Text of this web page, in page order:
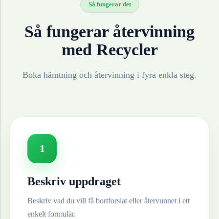
Så fungerar det
Så fungerar återvinning
med Recycler
Boka hämtning och återvinning i fyra enkla steg.
1
Beskriv uppdraget
Beskriv vad du vill få bortforslat eller återvunnet i ett
enkelt formulär.